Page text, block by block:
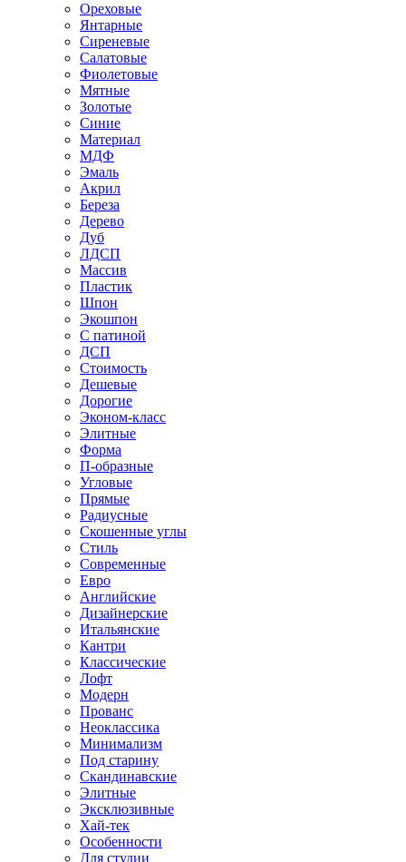
Ореховые
Янтарные
Сиреневые
Салатовые
Фиолетовые
Мятные
Золотые
Синие
Материал
МДФ
Эмаль
Акрил
Береза
Дерево
Дуб
ЛДСП
Массив
Пластик
Шпон
Экошпон
С патиной
ДСП
Стоимость
Дешевые
Дорогие
Эконом-класс
Элитные
Форма
П-образные
Угловые
Прямые
Радиусные
Скошенные углы
Стиль
Современные
Евро
Английские
Дизайнерские
Итальянские
Кантри
Классические
Лофт
Модерн
Прованс
Неоклассика
Минимализм
Под старину
Скандинавские
Элитные
Эксклюзивные
Хай-тек
Особенности
Для студии